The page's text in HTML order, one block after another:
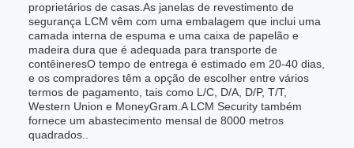
proprietários de casas.As janelas de revestimento de
segurança LCM vêm com uma embalagem que inclui uma
camada interna de espuma e uma caixa de papelão e
madeira dura que é adequada para transporte de
contêineresO tempo de entrega é estimado em 20-40 dias,
e os compradores têm a opção de escolher entre vários
termos de pagamento, tais como L/C, D/A, D/P, T/T,
Western Union e MoneyGram.A LCM Security também
fornece um abastecimento mensal de 8000 metros
quadrados..